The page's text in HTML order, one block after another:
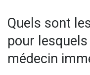
Quels sont
pour
médecin